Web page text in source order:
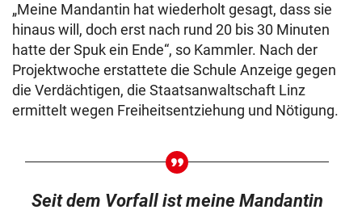
„Meine Mandantin hat wiederholt gesagt, dass sie
hinaus will, doch erst nach rund 20 bis 30 Minuten
hatte der Spuk ein Ende“, so Kammler. Nach der
Projektwoche erstattete die Schule Anzeige gegen
die Verdächtigen, die Staatsanwaltschaft Linz
ermittelt wegen Freiheitsentziehung und Nötigung.
Seit dem Vorfall ist meine Mandantin